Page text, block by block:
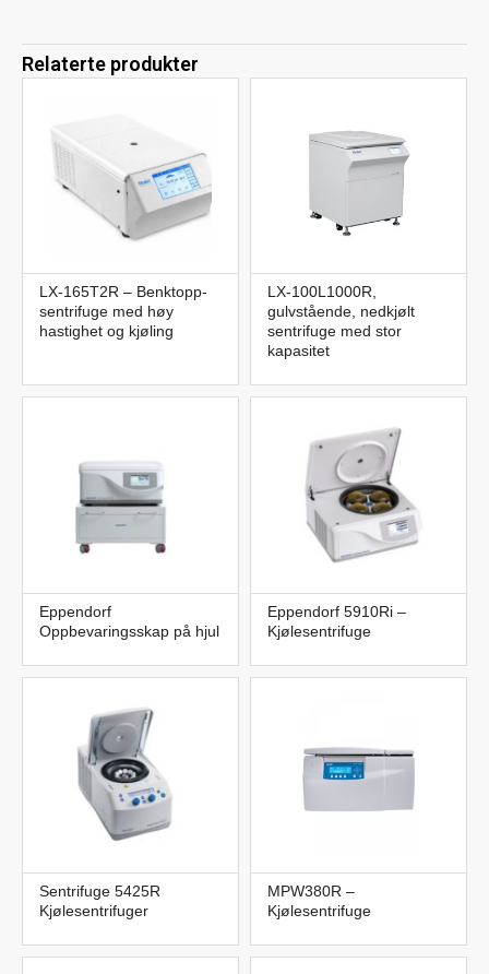
Relaterte produkter
LX-165T2R – Benktopp-
sentrifuge med høy
hastighet og kjøling
LX-100L1000R,
gulvstående, nedkjølt
sentrifuge med stor
kapasitet
Eppendorf
Oppbevaringsskap på hjul
Eppendorf 5910Ri –
Kjølesentrifuge
Sentrifuge 5425R
Kjølesentrifuger
MPW380R –
Kjølesentrifuge